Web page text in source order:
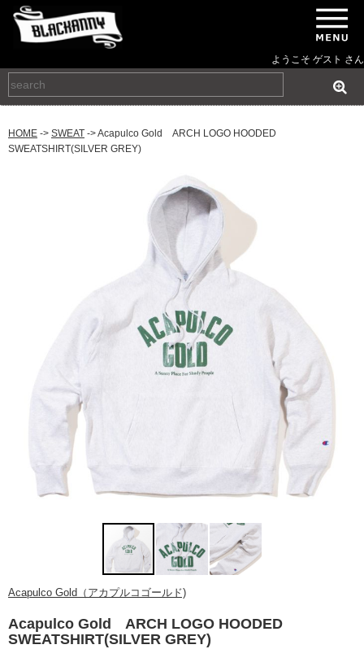
ようこそ ゲスト さん
HOME -> SWEAT -> Acapulco Gold ARCH LOGO HOODED
SWEATSHIRT(SILVER GREY)
Acapulco Gold（アカプルコゴールド)
Acapulco Gold ARCH LOGO HOODED
SWEATSHIRT(SILVER GREY)